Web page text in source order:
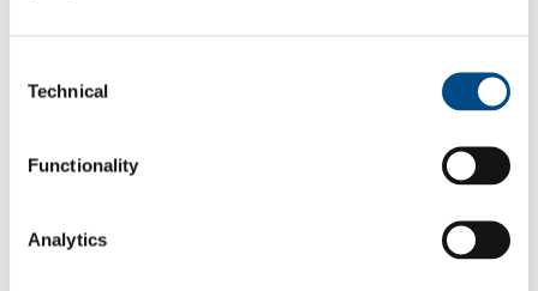
Selection
Technical
Functionality
Analytics
Settori di Applicazione